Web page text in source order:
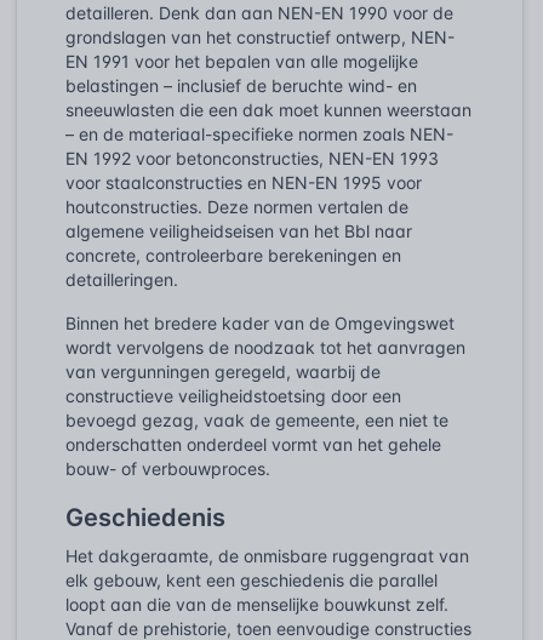
detailleren. Denk dan aan NEN-EN 1990 voor de
grondslagen van het constructief ontwerp, NEN-
EN 1991 voor het bepalen van alle mogelijke
belastingen – inclusief de beruchte wind- en
sneeuwlasten die een dak moet kunnen weerstaan
– en de materiaal-specifieke normen zoals NEN-
EN 1992 voor betonconstructies, NEN-EN 1993
voor staalconstructies en NEN-EN 1995 voor
houtconstructies. Deze normen vertalen de
algemene veiligheidseisen van het Bbl naar
concrete, controleerbare berekeningen en
detailleringen.
Binnen het bredere kader van de Omgevingswet
wordt vervolgens de noodzaak tot het aanvragen
van vergunningen geregeld, waarbij de
constructieve veiligheidstoetsing door een
bevoegd gezag, vaak de gemeente, een niet te
onderschatten onderdeel vormt van het gehele
bouw- of verbouwproces.
Geschiedenis
Het dakgeraamte, de onmisbare ruggengraat van
elk gebouw, kent een geschiedenis die parallel
loopt aan die van de menselijke bouwkunst zelf.
Vanaf de prehistorie, toen eenvoudige constructies